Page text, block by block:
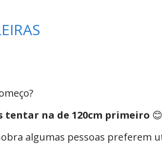
tentar na de 120cm primeiro 😊⁣
algumas pessoas preferem